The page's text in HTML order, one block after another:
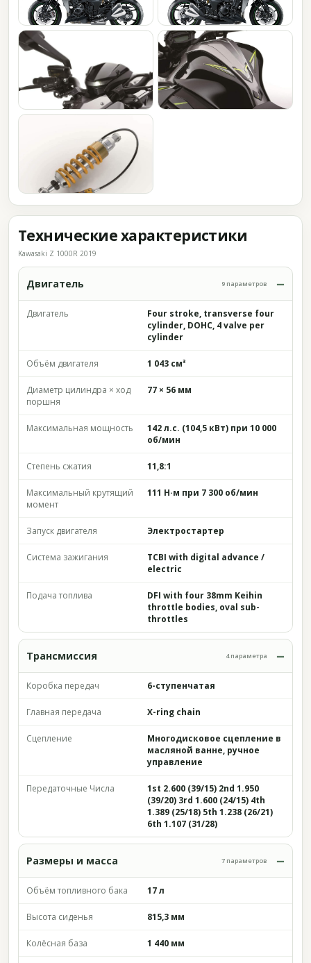
Технические характеристики
Kawasaki Z 1000R 2019
Двигатель 9 параметров
Двигатель
Four stroke, transverse four
cylinder, DOHC, 4 valve per
cylinder
Объём двигателя 1 043 см³
Диаметр цилиндра × ход
поршня
77 × 56 мм
Максимальная мощность
142 л.с. (104,5 кВт) при 10 000
об/мин
Степень сжатия 11,8:1
Максимальный крутящий
момент
111 Н·м при 7 300 об/мин
Запуск двигателя Электростартер
Система зажигания
TCBI with digital advance /
electric
Подача топлива
DFI with four 38mm Keihin
throttle bodies, oval sub-
throttles
Трансмиссия 4 параметра
Коробка передач 6-ступенчатая
Главная передача X-ring chain
Сцепление
Многодисковое сцепление в
масляной ванне, ручное
управление
Передаточные Числа
1st 2.600 (39/15) 2nd 1.950
(39/20) 3rd 1.600 (24/15) 4th
1.389 (25/18) 5th 1.238 (26/21)
6th 1.107 (31/28)
Размеры и масса 7 параметров
Объём топливного бака 17 л
Высота сиденья 815,3 мм
Колёсная база 1 440 мм